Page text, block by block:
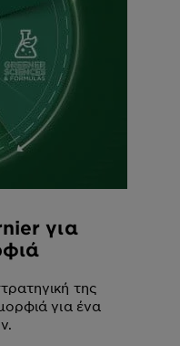
για
της
για ένα